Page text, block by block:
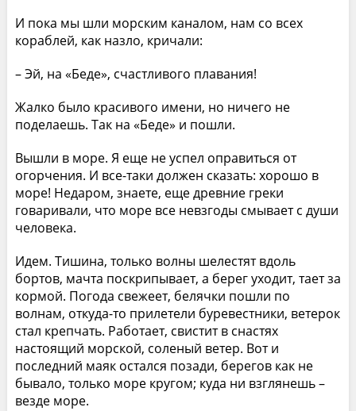
И пока мы шли морским каналом, нам со всех
кораблей, как назло, кричали:
– Эй, на «Беде», счастливого плавания!
Жалко было красивого имени, но ничего не
поделаешь. Так на «Беде» и пошли.
Вышли в море. Я еще не успел оправиться от
огорчения. И все-таки должен сказать: хорошо в
море! Недаром, знаете, еще древние греки
говаривали, что море все невзгоды смывает с души
человека.
Идем. Тишина, только волны шелестят вдоль
бортов, мачта поскрипывает, а берег уходит, тает за
кормой. Погода свежеет, белячки пошли по
волнам, откуда-то прилетели буревестники, ветерок
стал крепчать. Работает, свистит в снастях
настоящий морской, соленый ветер. Вот и
последний маяк остался позади, берегов как не
бывало, только море кругом; куда ни взглянешь –
везде море.